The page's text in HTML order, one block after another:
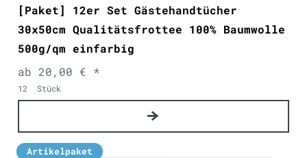
[Paket] 12er Set Gästehandtücher
30x50cm Qualitätsfrottee 100% Baumwolle
500g/qm einfarbig
ab 20,00 € *
12 Stück
Artikelpaket